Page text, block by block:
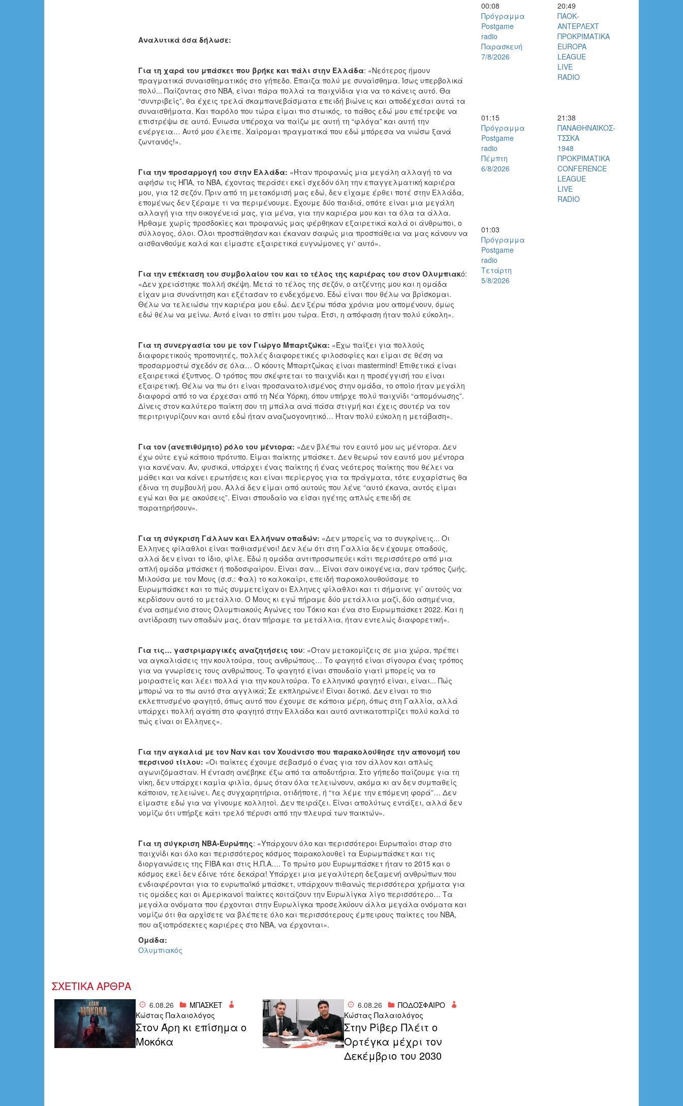
Αναλυτικά όσα δήλωσε:
Για τη χαρά του μπάσκετ που βρήκε και πάλι στην Ελλάδα: «Νεότερος ήμουν
πραγματικά συναισθηματικός στο γήπεδο. Έπαιζα πολύ με συναίσθημα. Ίσως υπερβολικά
πολύ... Παίζοντας στο ΝΒΑ, είναι πάρα πολλά τα παιχνίδια για να το κάνεις αυτό. Θα
“συντριβείς”, θα έχεις τρελά σκαμπανεβάσματα επειδή βιώνεις και αποδέχεσαι αυτά τα
συναισθήματα. Και παρόλο που τώρα είμαι πιο στωικός, το πάθος εδώ μου επέτρεψε να
επιστρέψω σε αυτό. Ένιωσα υπέροχα να παίζω με αυτή τη “φλόγα” και αυτή την
ενέργεια… Αυτό μου έλειπε. Χαίρομαι πραγματικά που εδώ μπόρεσα να νιώσω ξανά
ζωντανός!».
Για την προσαρμογή του στην Ελλάδα: «Ήταν προφανώς μια μεγάλη αλλαγή το να
αφήσω τις ΗΠΑ, το ΝΒΑ, έχοντας περάσει εκεί σχεδόν όλη την επαγγελματική καριέρα
μου, για 12 σεζόν. Πριν από τη μετακόμισή μας εδώ, δεν είχαμε έρθει ποτέ στην Ελλάδα,
επομένως δεν ξέραμε τι να περιμένουμε. Έχουμε δύο παιδιά, οπότε είναι μια μεγάλη
αλλαγή για την οικογένειά μας, για μένα, για την καριέρα μου και τα όλα τα άλλα.
Ήρθαμε χωρίς προσδοκίες και προφανώς μας φέρθηκαν εξαιρετικά καλά οι άνθρωποι, ο
σύλλογος, όλοι. Όλοι προσπάθησαν και έκαναν σαφώς μια προσπάθεια να μας κάνουν να
αισθανθούμε καλά και είμαστε εξαιρετικά ευγνώμονες γι' αυτό».
Για την επέκταση του συμβολαίου του και το τέλος της καριέρας του στον Ολυμπιακό:
«Δεν χρειάστηκε πολλή σκέψη. Μετά το τέλος της σεζόν, ο ατζέντης μου και η ομάδα
είχαν μια συνάντηση και εξέτασαν το ενδεχόμενο. Εδώ είναι που θέλω να βρίσκομαι.
Θέλω να τελειώσω την καριέρα μου εδώ. Δεν ξέρω πόσα χρόνια μου απομένουν, όμως
εδώ θέλω να μείνω. Αυτό είναι το σπίτι μου τώρα. Έτσι, η απόφαση ήταν πολύ εύκολη».
Για τη συνεργασία του με τον Γιώργο Μπαρτζώκα: «Έχω παίξει για πολλούς
διαφορετικούς προπονητές, πολλές διαφορετικές φιλοσοφίες και είμαι σε θέση να
προσαρμοστώ σχεδόν σε όλα… Ο κόουτς Μπαρτζώκας είναι mastermind! Επιθετικά είναι
εξαιρετικά έξυπνος. Ο τρόπος που σκέφτεται το παιχνίδι και η προσέγγισή του είναι
εξαιρετική. Θέλω να πω ότι είναι προσανατολισμένος στην ομάδα, το οποίο ήταν μεγάλη
διαφορά από το να έρχεσαι από τη Νέα Υόρκη, όπου υπήρχε πολύ παιχνίδι “απομόνωσης”.
Δίνεις στον καλύτερο παίκτη σου τη μπάλα ανά πάσα στιγμή και έχεις σουτέρ να τον
περιτριγυρίζουν και αυτό εδώ ήταν αναζωογονητικό… Ήταν πολύ εύκολη η μετάβαση».
Για τον (ανεπιθύμητο) ρόλο του μέντορα: «Δεν βλέπω τον εαυτό μου ως μέντορα. Δεν
έχω ούτε εγώ κάποιο πρότυπο. Είμαι παίκτης μπάσκετ. Δεν θεωρώ τον εαυτό μου μέντορα
για κανέναν. Αν, φυσικά, υπάρχει ένας παίκτης ή ένας νεότερος παίκτης που θέλει να
μάθει και να κάνει ερωτήσεις και είναι περίεργος για τα πράγματα, τότε ευχαρίστως θα
έδινα τη συμβουλή μου. Αλλά δεν είμαι από αυτούς που λένε “αυτό έκανα, αυτός είμαι
εγώ και θα με ακούσεις”. Είναι σπουδαίο να είσαι ηγέτης απλώς επειδή σε
παρατηρήσουν».
Για τη σύγκριση Γάλλων και Ελλήνων οπαδών: «Δεν μπορείς να το συγκρίνεις... Οι
Έλληνες φίλαθλοι είναι παθιασμένοι! Δεν λέω ότι στη Γαλλία δεν έχουμε οπαδούς,
αλλά δεν είναι το ίδιο, φίλε. Εδώ η ομάδα αντιπροσωπεύει κάτι περισσότερο από μια
απλή ομάδα μπάσκετ ή ποδοσφαίρου. Είναι σαν… Είναι σαν οικογένεια, σαν τρόπος ζωής.
Μιλούσα με τον Μους (σ.σ.: Φαλ) το καλοκαίρι, επειδή παρακολουθούσαμε το
Ευρωμπάσκετ και το πώς συμμετείχαν οι Έλληνες φίλαθλοι και τι σήμαινε γι’ αυτούς να
κερδίσουν αυτό το μετάλλιο. Ο Μους κι εγώ πήραμε δύο μετάλλια μαζί, δύο ασημένια,
ένα ασημένιο στους Ολυμπιακούς Αγώνες του Τόκιο και ένα στο Ευρωμπάσκετ 2022. Και η
αντίδραση των οπαδών μας, όταν πήραμε τα μετάλλια, ήταν εντελώς διαφορετική».
Για τις… γαστριμαργικές αναζητήσεις του: «Όταν μετακομίζεις σε μια χώρα, πρέπει
να αγκαλιάσεις την κουλτούρα, τους ανθρώπους… Το φαγητό είναι σίγουρα ένας τρόπος
για να γνωρίσεις τους ανθρώπους. Το φαγητό είναι σπουδαίο γιατί μπορείς να το
μοιραστείς και λέει πολλά για την κουλτούρα. Το ελληνικό φαγητό είναι, είναι... Πώς
μπορώ να το πω αυτό στα αγγλικά; Σε εκπληρώνει! Είναι δοτικό. Δεν είναι το πιο
εκλεπτυσμένο φαγητό, όπως αυτό που έχουμε σε κάποια μέρη, όπως στη Γαλλία, αλλά
υπάρχει πολλή αγάπη στο φαγητό στην Ελλάδα και αυτό αντικατοπτρίζει πολύ καλά το
πώς είναι οι Έλληνες».
Για την αγκαλιά με τον Ναν και τον Χουάντσο που παρακολούθησε την απονομή του
περσινού τίτλου: «Οι παίκτες έχουμε σεβασμό ο ένας για τον άλλον και απλώς
αγωνιζόμασταν. Η ένταση ανέβηκε έξω από τα αποδυτήρια. Στο γήπεδο παίζουμε για τη
νίκη, δεν υπάρχει καμία φιλία, όμως όταν όλα τελειώνουν, ακόμα κι αν δεν συμπαθείς
κάποιον, τελειώνει. Λες συγχαρητήρια, οτιδήποτε, ή “τα λέμε την επόμενη φορά”… Δεν
είμαστε εδώ για να γίνουμε κολλητοί. Δεν πειράζει. Είναι απολύτως εντάξει, αλλά δεν
νομίζω ότι υπήρξε κάτι τρελό πέρυσι από την πλευρά των παικτών».
Για τη σύγκριση ΝΒΑ-Ευρώπης: «Υπάρχουν όλο και περισσότεροι Ευρωπαίοι σταρ στο
παιχνίδι και όλο και περισσότερος κόσμος παρακολουθεί τα Ευρωμπάσκετ και τις
διοργανώσεις της FIBA και στις Η.Π.Α…. Το πρώτο μου Ευρωμπάσκετ ήταν το 2015 και ο
κόσμος εκεί δεν έδινε τότε δεκάρα! Υπάρχει μια μεγαλύτερη δεξαμενή ανθρώπων που
ενδιαφέρονται για το ευρωπαϊκό μπάσκετ, υπάρχουν πιθανώς περισσότερα χρήματα για
τις ομάδες και οι Αμερικανοί παίκτες κοιτάζουν την Ευρωλίγκα λίγο περισσότερο… Τα
μεγάλα ονόματα που έρχονται στην Ευρωλίγκα προσελκύουν άλλα μεγάλα ονόματα και
νομίζω ότι θα αρχίσετε να βλέπετε όλο και περισσότερους έμπειρους παίκτες του ΝΒΑ,
που αξιοπρόσεκτες καριέρες στο ΝΒΑ, να έρχονται».
Ομάδα:
Ολυμπιακός
ΣΧΕΤΙΚΑ ΑΡΘΡΑ
6.08.26
ΜΠΑΣΚΕΤ
Κώστας Παλαιολόγος
Στον Άρη κι επίσημα ο
Μοκόκα
6.08.26
ΠΟΔΟΣΦΑΙΡΟ
Κώστας Παλαιολόγος
Στην Ρίβερ Πλέιτ ο
Ορτέγκα μέχρι τον
Δεκέμβριο του 2030
00:08
Πρόγραμμα
Postgame
radio
Παρασκευή
7/8/2026
20:49
ΠΑΟΚ-
ΑΝΤΕΡΛΕΧΤ
ΠΡΟΚΡΙΜΑΤΙΚΑ
EUROPA
LEAGUE
LIVE
RADIO
01:15
Πρόγραμμα
Postgame
radio
Πέμπτη
6/8/2026
21:38
ΠΑΝΑΘΗΝΑΪΚΟΣ-
ΤΣΣΚΑ
1948
ΠΡΟΚΡΙΜΑΤΙΚΑ
CONFERENCE
LEAGUE
LIVE
RADIO
01:03
Πρόγραμμα
Postgame
radio
Τετάρτη
5/8/2026